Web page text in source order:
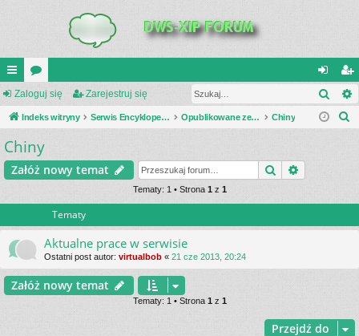
UI
C
K
_L
or
a
al
og
ar
ej
Zaloguj się Zarejestruj się
Indeks witryny Serwis Encyklopedia Uzbrojenia Opublikowane zestawienia Chiny
j
Chiny
Załóż nowy temat Szukaj
Tematy: 1 • Strona 1 z 1
Tematy
Aktualne prace w serwisie
Ostatni post autor: virtualbob « 21 cze 2013, 20:24
Załóż nowy temat
Tematy: 1 • Strona 1 z 1
Przejdź do